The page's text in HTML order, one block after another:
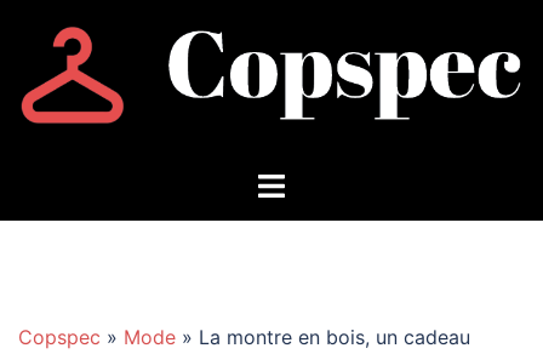
contenu
Copspec » Mode » La montre en bois, un cadeau